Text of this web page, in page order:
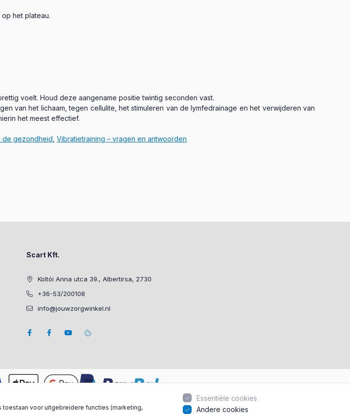
het plateau.
voelt. Houd deze aangename positie twintig seconden vast.
van het lichaam, tegen cellulite, het stimuleren van de lymfedrainage en het verwijderen van
het meest effectief.
de gezondheid Vibratietraining – vragen en antwoorden
Scart Kft.
Koltói Anna utca 39., Albertirsa, 2730
+36-53/200108
info@jouwzorgwinkel.nl
voor uitgebreidere functies (marketing,
Essentiële cookies
Andere cookies